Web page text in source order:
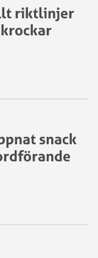
riktlinjer
snack